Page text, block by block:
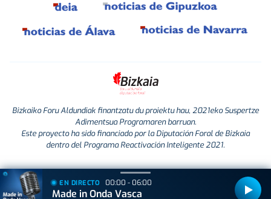
Bizkaiko Foru Aldundiak finantzatu du proiektu hau, 2021eko Suspertze
Adimentsua Programaren barruan.
Este proyecto ha sido financiado por la Diputación Foral de Bizkaia
dentro del Programa Reactivación Inteligente 2021.
EN DIRECTO 00:00 - 06:00
Made in Onda Vasca